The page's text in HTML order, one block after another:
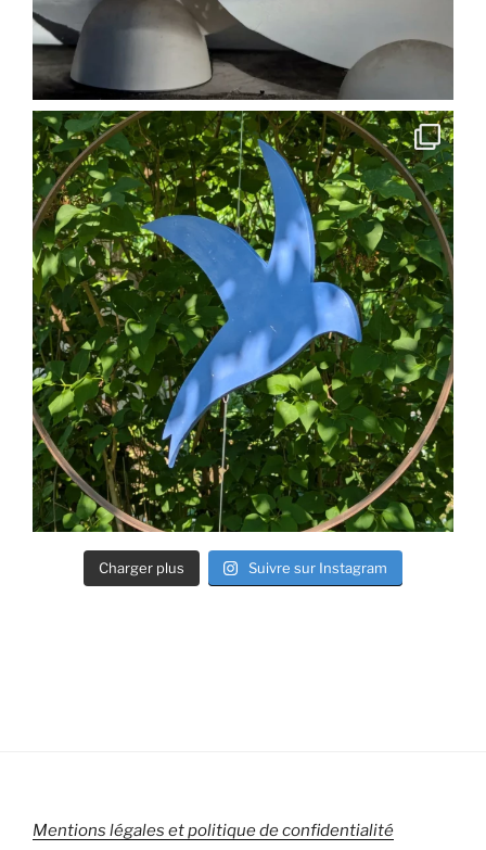
Charger plus Suivre sur Instagram
Mentions légales et politique de confidentialité